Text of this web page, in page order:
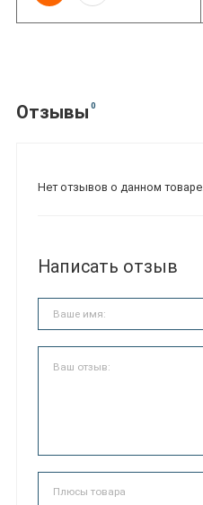
Отзывы 0
Нет отзывов о данном товаре.
Написать отзыв